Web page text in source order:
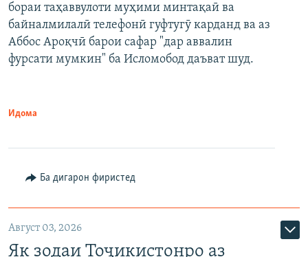
бораи таҳаввулоти муҳими минтақаӣ ва
байналмилалӣ телефонӣ гуфтугӯ карданд ва аз
Аббос Ароқчӣ барои сафар "дар аввалин
фурсати мумкин" ба Исломобод даъват шуд.
Идома
Ба дигарон фиристед
Август 03, 2026
Як зодаи Тоҷикистонро аз